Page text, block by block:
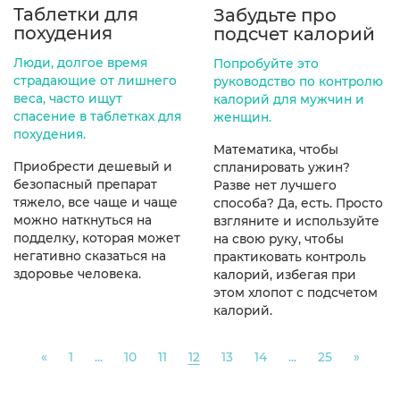
Таблетки для
похудения
Люди, долгое время
страдающие от лишнего
веса, часто ищут
спасение в таблетках для
похудения.
Приобрести дешевый и
безопасный препарат
тяжело, все чаще и чаще
можно наткнуться на
подделку, которая может
негативно сказаться на
здоровье человека.
Забудьте про
подсчет калорий
Попробуйте это
руководство по контролю
калорий для мужчин и
женщин.
Математика, чтобы
спланировать ужин?
Разве нет лучшего
способа? Да, есть. Просто
взгляните и используйте
на свою руку, чтобы
практиковать контроль
калорий, избегая при
этом хлопот с подсчетом
калорий.
«Previous
1 ... 10 11 12 13 14 ... 25 »Next